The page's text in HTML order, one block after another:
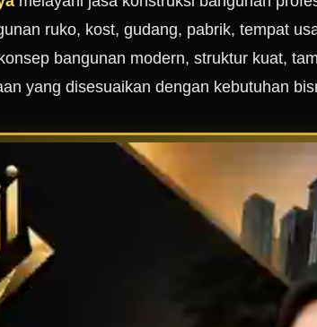
ruko, kost, gudang, pabrik, tempat
bangunan modern, struktur kuat,
yang disesuaikan dengan kebutuhan